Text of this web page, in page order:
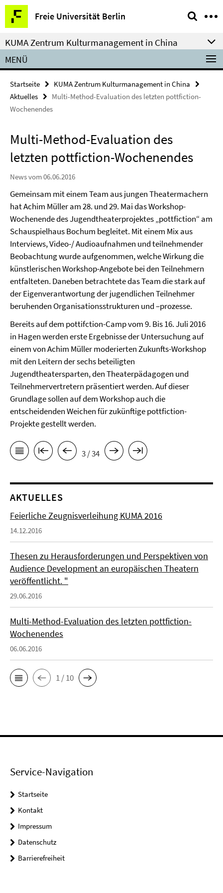
Springe
direkt
zu
Inhalt
Freie Universität Berlin
Service-
Navigation
KUMA Zentrum Kulturmanagement in China
MENÜ
Startseite
KUMA Zentrum Kulturmanagement in China
Aktuelles
Multi-Method-Evaluation des letzten pottfiction-
Wochenendes
Multi-Method-Evaluation des
letzten pottfiction-Wochenendes
News vom 06.06.2016
Gemeinsam mit einem Team aus jungen Theatermachern
hat Achim Müller am 28. und 29. Mai das Workshop-
Wochenende des Jugendtheaterprojektes „pottfiction“ am
Schauspielhaus Bochum begleitet. Mit einem Mix aus
Interviews, Video-/ Audioaufnahmen und teilnehmender
Beobachtung wurde aufgenommen, welche Wirkung die
künstlerischen Workshop-Angebote bei den Teilnehmern
entfalteten. Daneben betrachtete das Team die stark auf
der Eigenverantwortung der jugendlichen Teilnehmer
beruhenden Organisationsstrukturen und –prozesse.
Bereits auf dem pottifction-Camp vom 9. Bis 16. Juli 2016
in Hagen werden erste Ergebnisse der Untersuchung auf
einem von Achim Müller moderierten Zukunfts-Workshop
mit den Leitern der sechs beteiligten
Jugendtheatersparten, den Theaterpädagogen und
Teilnehmervertretern präsentiert werden. Auf dieser
Grundlage sollen auf dem Workshop auch die
entscheidenden Weichen für zukünftige pottfiction-
Projekte gestellt werden.
3 / 34
AKTUELLES
Feierliche Zeugnisverleihung KUMA 2016
14.12.2016
Thesen zu Herausforderungen und Perspektiven von
Audience Development an europäischen Theatern
veröffentlicht. "
29.06.2016
Multi-Method-Evaluation des letzten pottfiction-
Wochenendes
06.06.2016
1 / 10
Service-Navigation
Startseite
Kontakt
Impressum
Datenschutz
Barrierefreiheit